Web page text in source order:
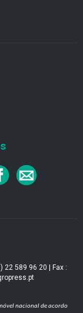
22 589 96 20 | Fax :
nacional de acordo